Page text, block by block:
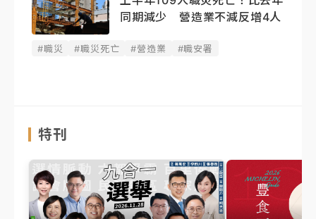
同期減少 營造業不減反增4人
#職災 #職災死亡 #營造業 #職安署
特刊